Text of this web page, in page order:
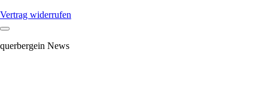
Vertrag widerrufen
querbergein News